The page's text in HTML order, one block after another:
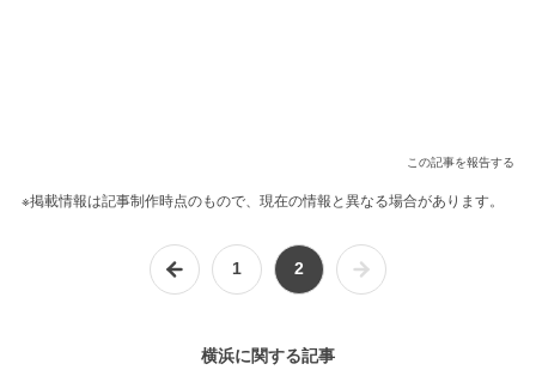
この記事を報告する
※掲載情報は記事制作時点のもので、現在の情報と異なる場合があります。
1 2
横浜に関する記事